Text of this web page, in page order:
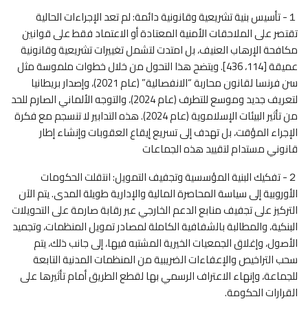
１- تأسيس بنية تشريعية وقانونية دائمة: لم تعد الإجراءات الحالية
تقتصر على الملاحقات الأمنية المعتادة أو الاعتماد فقط على قوانين
مكافحة الإرهاب العنيف، بل امتدت لتشمل تغييرات تشريعية وقانونية
عميقة [114، 436]. ويتضح هذا التحول من خلال خطوات ملموسة مثل
سن فرنسا لقانون محاربة “الانفصالية” (عام 2021)، وإصدار بريطانيا
لتعريف جديد وموسع للتطرف (عام 2024)، والتوجه الألماني الصارم للحد
من تأثير البيئات الإسلاموية (عام 2024). هذه التدابير لا تنسجم مع فكرة
الإجراء المؤقت، بل تهدف إلى تسريع إيقاع العقوبات وإنشاء إطار
قانوني مستدام لتقييد هذه الجماعات
２- تفكيك البنية المؤسسية وتجفيف التمويل: انتقلت الحكومات
الأوروبية إلى سياسة المحاصرة المالية والإدارية طويلة المدى. يتم الآن
التركيز على تجفيف منابع الدعم الخارجي عبر رقابة صارمة على التحويلات
البنكية، والمطالبة بالشفافية الكاملة لمصادر تمويل المنظمات، وتجميد
الأصول، وإغلاق الجمعيات الخيرية المشتبه فيها، إلى جانب ذلك، يتم
سحب التراخيص والإعفاءات الضريبية من المنظمات المدنية التابعة
للجماعة، وإنهاء الاعتراف الرسمي بها لقطع الطريق أمام تأثيرها على
القرارات الحكومة.